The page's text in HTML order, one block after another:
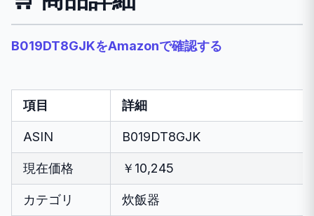
B019DT8GJKをAmazonで確認する
項目 詳細
ASIN B019DT8GJK
現在価格 ￥10,245
カテゴリ 炊飯器